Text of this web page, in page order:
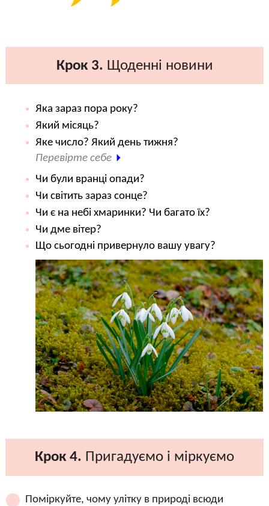
Крок 3. Щоденні новини
Яка зараз пора року?
Який місяць?
Яке число? Який день тижня?
Перевірте себе
Чи були вранці опади?
Чи світить зараз сонце?
Чи є на небі хмаринки? Чи багато їх?
Чи дме вітер?
Що сьогодні привернуло вашу увагу?
Крок 4. Пригадуємо і міркуємо
Поміркуйте, чому улітку в природі всюди